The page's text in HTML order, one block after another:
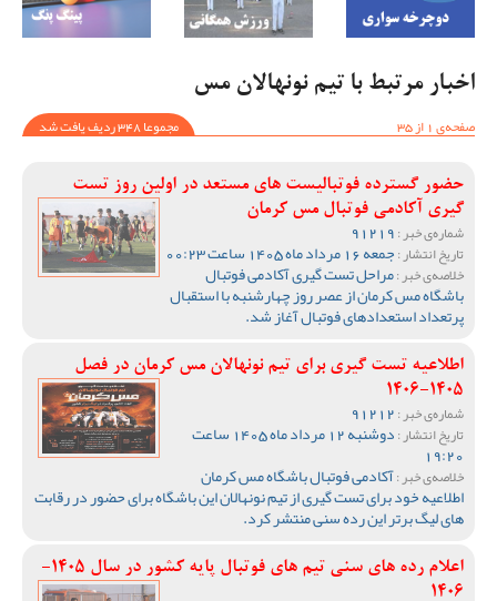
اخبار مرتبط با تیم نونهالان مس
صفحه‌ی 1 از 35
مجموعا 348 ردیف یافت شد
حضور گسترده فوتبالیست های مستعد در اولین روز تست
گیری آکادمی فوتبال مس کرمان
شماره‌ی خبر :
تاریخ انتشار :جمعه 16 مرداد ماه 1405 ساعت 00:23
خلاصه‌ی خبر :مراحل تست گیری آکادمی فوتبال
باشگاه مس کرمان از عصر روز چهارشنبه با استقبال
پرتعداد استعدادهای فوتبال آغاز شد.
اطلاعیه تست گیری برای تیم نونهالان مس کرمان در فصل
1405-1406
شماره‌ی خبر :
تاریخ انتشار : دوشنبه 12 مرداد ماه 1405 ساعت
19:20
خلاصه‌ی خبر :آکادمی فوتبال باشگاه مس کرمان
اطلاعیه خود برای تست گیری از تیم نونهالان این باشگاه برای حضور در رقابت
های لیگ برتر این رده سنی منتشر کرد.
اعلام رده های سنی تیم های فوتبال پایه کشور در سال 1405-
1406